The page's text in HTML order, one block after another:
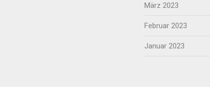
März 2023
Februar 2023
Januar 2023